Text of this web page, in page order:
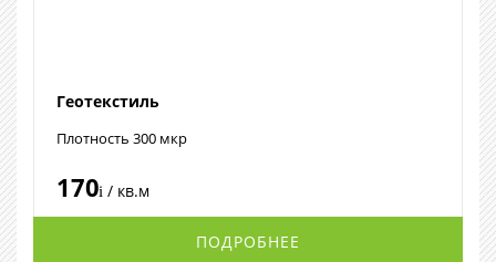
Геотекстиль
Плотность 300 мкр
170i / кв.м
ПОДРОБНЕЕ